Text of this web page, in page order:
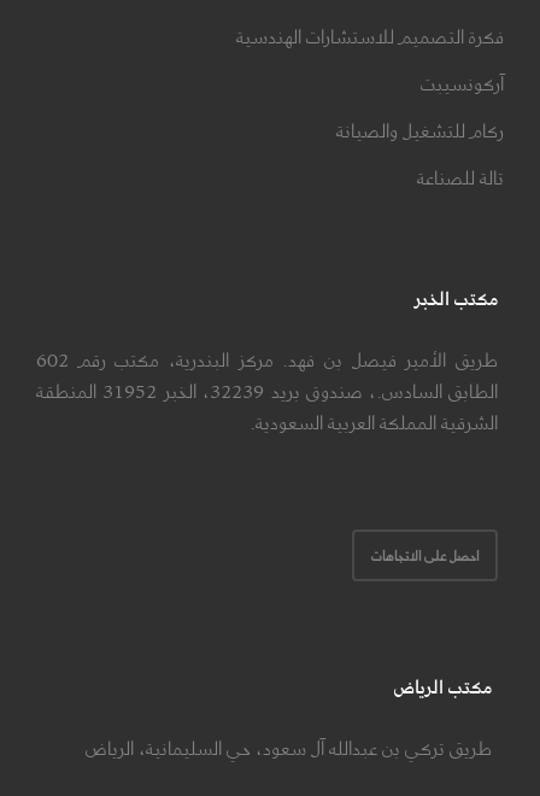
فكرة التصميم للاستشارات الهندسية
آركونسيبت
ركام للتشغيل والصيانة
تالة للصناعة
مكتب الخبر
طريق الأمير فيصل بن فهد. مركز البندرية، مكتب رقم 602
الطابق السادس.، صندوق بريد 32239، الخبر 31952 المنطقة
الشرقية المملكة العربية السعودية.
احصل على الاتجاهات
مكتب الرياض
طريق تركي بن عبدالله آل سعود، حي السليمانية، الرياض